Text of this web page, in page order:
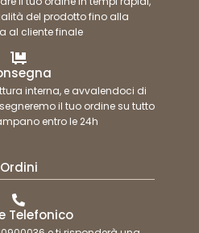
del prodotto fino alla
al cliente finale
interna, e avvalendoci di
il tuo ordine su tutto
entro le 24h
Ordini
Telefonico